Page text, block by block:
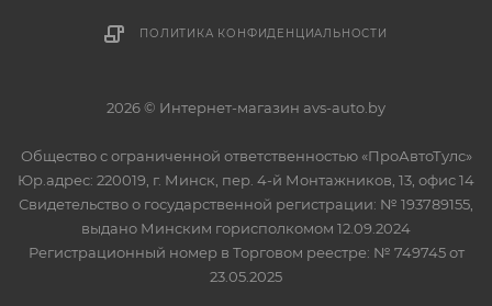
ПОЛИТИКА КОНФИДЕНЦИАЛЬНОСТИ
2026 © Интернет-магазин avs-auto.by
Общество с ограниченной ответственностью «ПроАвтоТулс»
Юр.адрес: 220019, г. Минск, пер. 4-й Монтажников, 13, офис 14
Свидетельство о государственной регистрации: № 193789155,
выдано Минским горисполкомом 12.09.2024
Регистрационный номер в Торговом реестре: № 749745 от
23.05.2025